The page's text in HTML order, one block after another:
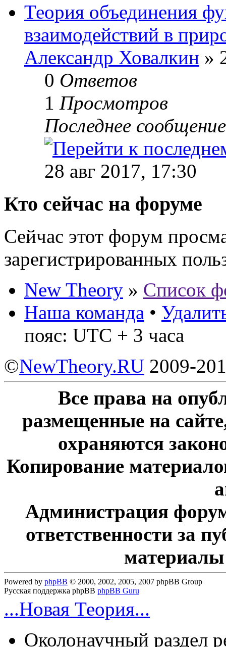
Теория объединения
взаимодействий в
Александр Ховалкин »
0 Ответов
1 Просмотров
Последнее
28 авг 2017, 17:30
Кто сейчас на форуме
Сейчас этот форум
зарегистрированных
New Theory » Список
Наша команда •
пояс: UTC + 3 часа
©NewTheory.RU 2009-
Все права на
размещенные на
охраняются
Копирование
Администрация
ответственности за
Powered by phpBB © 2000, 2002, 2005, 2007 phpBB Group
Русская поддержка phpBB phpBB Guru
...Новая Теория...
Околонаучный раздел